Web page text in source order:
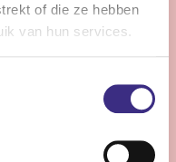
of die ze hebben
van hun services.
in vastgoed en ICT
Bekijk vacature